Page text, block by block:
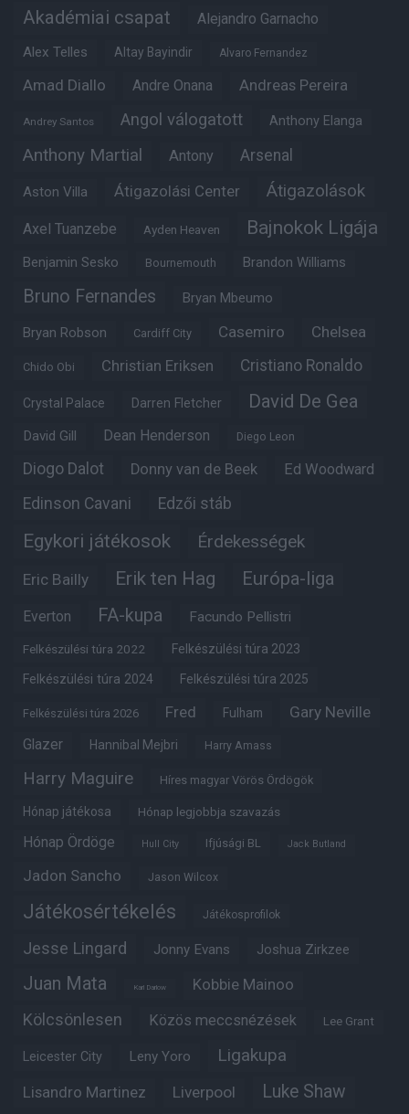
Akadémiai csapat Alejandro Garnacho
Alex Telles Altay Bayindir Alvaro Fernandez
Amad Diallo Andre Onana Andreas Pereira
Andrey Santos Angol válogatott Anthony Elanga
Anthony Martial Antony Arsenal
Aston Villa Átigazolási Center Átigazolások
Axel Tuanzebe Ayden Heaven Bajnokok Ligája
Benjamin Sesko Bournemouth Brandon Williams
Bruno Fernandes Bryan Mbeumo
Bryan Robson Cardiff City Casemiro Chelsea
Chido Obi Christian Eriksen Cristiano Ronaldo
Crystal Palace Darren Fletcher David De Gea
David Gill Dean Henderson Diego Leon
Diogo Dalot Donny van de Beek Ed Woodward
Edinson Cavani Edzői stáb
Egykori játékosok Érdekességek
Eric Bailly Erik ten Hag Európa-liga
Everton FA-kupa Facundo Pellistri
Felkészülési túra 2022 Felkészülési túra 2023
Felkészülési túra 2024 Felkészülési túra 2025
Felkészülési túra 2026 Fred Fulham Gary Neville
Glazer Hannibal Mejbri Harry Amass
Harry Maguire Híres magyar Vörös Ördögök
Hónap játékosa Hónap legjobbja szavazás
Hónap Ördöge Hull City Ifjúsági BL Jack Butland
Jadon Sancho Jason Wilcox
Játékosértékelés Játékosprofilok
Jesse Lingard Jonny Evans Joshua Zirkzee
Juan Mata Karl Darlow Kobbie Mainoo
Kölcsönlesen Közös meccsnézések Lee Grant
Leicester City Leny Yoro Ligakupa
Lisandro Martinez Liverpool Luke Shaw